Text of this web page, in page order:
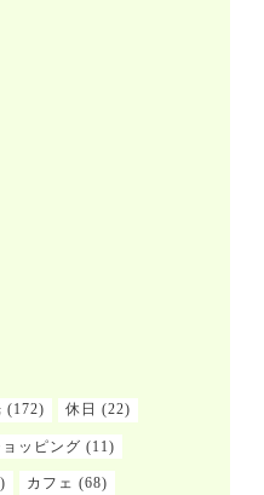
(172) 休日 (22)
ョッピング (11)
カフェ (68)